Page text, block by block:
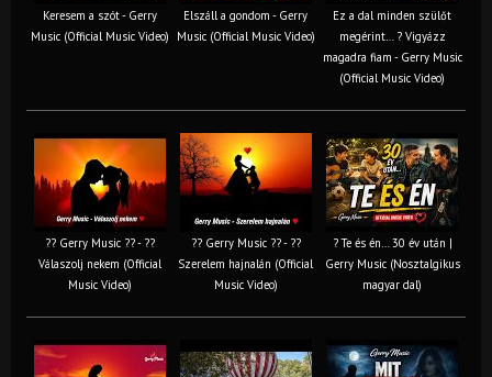
Keresem a szót - Gerry
Music (Official Music Video)
Elszáll a gondom - Gerry
Music (Official Music Video)
Ez a dal minden szülőt
megérint… ? Vigyázz
magadra fiam - Gerry Music
(Official Music Video)
?? Gerry Music ?? - ??
Válaszolj nekem (Official
Music Video)
?? Gerry Music ?? - ??
Szerelem hajnalán (Official
Music Video)
? Te és én… 30 év után |
Gerry Music (Nosztalgikus
magyar dal)